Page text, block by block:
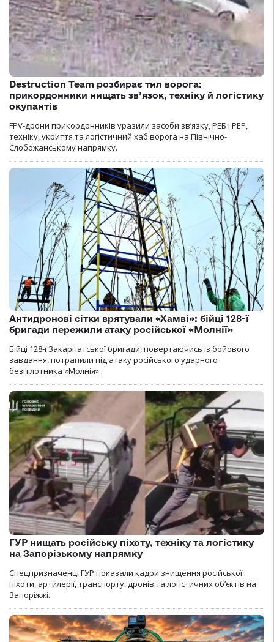
Destruction Team розбирає тил ворога:
прикордонники нищать зв’язок, техніку й логістику
окупантів
FPV-дрони прикордонників уразили засоби зв’язку, РЕБ і РЕР,
техніку, укриття та логістичний хаб ворога на Північно-
Слобожанському напрямку.
Антидронові сітки врятували «Хамві»: бійці 128-ї
бригади пережили атаку російської «Молнії»
Бійці 128-ї Закарпатської бригади, повертаючись із бойового
завдання, потрапили під атаку російського ударного
безпілотника «Молнія».
ГУР нищать російську піхоту, техніку та логістику
на Запорізькому напрямку
Спецпризначенці ГУР показали кадри знищення російської
піхоти, артилерії, транспорту, дронів та логістичних об’єктів на
Запоріжжі.